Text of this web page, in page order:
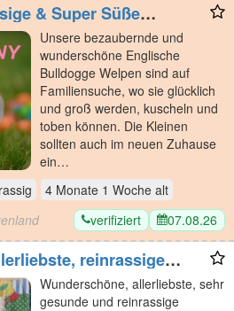
& Super Süße
WelpenUnsere bezaubernde und
wunderschöne Englische
Bulldogge Welpen sind auf
Familiensuche, wo sie glücklich
und groß werden, kuscheln und
toben können. Die Kleinen
sollten auch im neuen Zuhause
ein…
4 Monate 1 Woche alt
verifiziert 07.08.26
reinrassige
Wunderschöne, allerliebste, sehr
gesunde und reinrassige